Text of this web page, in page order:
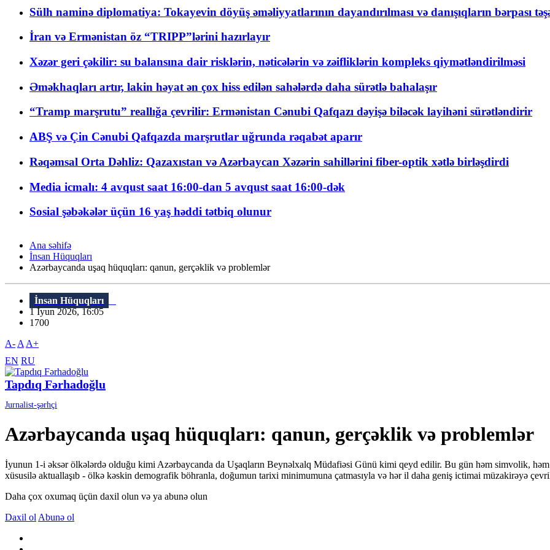
Sülh naminə diplomatiya: Tokayevin döyüş əməliyyatlarının dayandırılması və danışıqların bərpası
İran və Ermənistan öz “TRIPP”lərini hazırlayır
Xəzər geri çəkilir: su balansına dair risklərin, nəticələrin və zəifliklərin kompleks qiymətləndirilməsi
Əməkhaqları artır, lakin həyat ən çox hiss edilən sahələrdə daha sürətlə bahalaşır
“Tramp marşrutu” reallığa çevrilir: Ermənistan Cənubi Qafqazı dəyişə biləcək layihəni sürətləndirir
ABŞ və Çin Cənubi Qafqazda marşrutlar uğrunda rəqabət aparır
Rəqəmsal Orta Dəhliz: Qazaxıstan və Azərbaycan Xəzərin sahillərini fiber-optik xətlə birləşdirdi
Media icmalı: 4 avqust saat 16:00-dan 5 avqust saat 16:00-dək
Sosial şəbəkələr üçün 16 yaş həddi tətbiq olunur
Ana səhifə
İnsan Hüquqları
Azərbaycanda uşaq hüquqları: qanun, gerçəklik və problemlər
İnsan Hüquqları
1 İyun 2026, 16:05
1700
A- A A+
EN RU
Tapdıq Fərhadoğlu
Jurnalist-şərhçi
Azərbaycanda uşaq hüquqları: qanun, gerçəklik və problemlər
İyunun 1-i əksər ölkələrdə olduğu kimi Azərbaycanda da Uşaqların Beynəlxalq Müdafiəsi Günü kimi qeyd edilir. Bu gün həm simvolik, həm
xüsusilə aktuallaşıb - ölkə kəskin demografik böhranla, doğumun tarixi minimumuna çatmasıyla və hər il daha geniş ictimai müzakirəyə
Daha çox oxumaq üçün daxil olun və ya abunə olun
Daxil ol Abunə ol